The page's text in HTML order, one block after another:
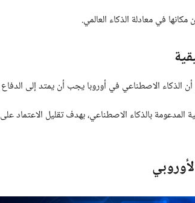
في معادلة الذكاء العالمي.
الذكاء الاصطناعي في أوروبا يجب أن يمتد إلى الدفاع
المدعومة بالذكاء الاصطناعي، بهدف تقليل الاعتماد على